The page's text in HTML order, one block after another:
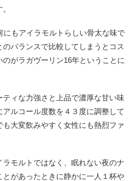
にもアイラモルトらしい骨太な味で
バランスで比較してしまうとコス
のがラガヴーリン16年ということに
ティな力強さと上品で濃厚な甘い味
ルコール度数を４３度に調整して
大変飲みやすく女性にも熱烈ファ
モルトではなく、眠れない夜のナ
とがあったときに静かに一人１杯や